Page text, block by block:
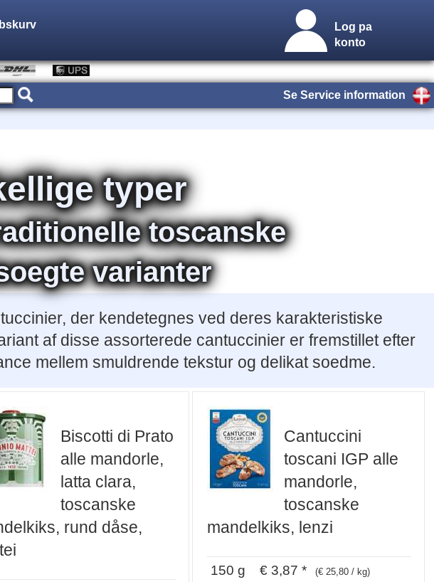
Log pa
konto
Se Service information
typer
toscanske
varianter
der kendetegnes ved deres karakteristiske
af disse assorterede cantuccinier er fremstillet efter
mellem smuldrende tekstur og delikat soedme.
Biscotti di Prato
alle mandorle,
latta clara,
toscanske
rund dåse,
Cantuccini
toscani IGP alle
mandorle,
toscanske
mandelkiks, lenzi
150 g € 3,87 * (€ 25,80 / kg)